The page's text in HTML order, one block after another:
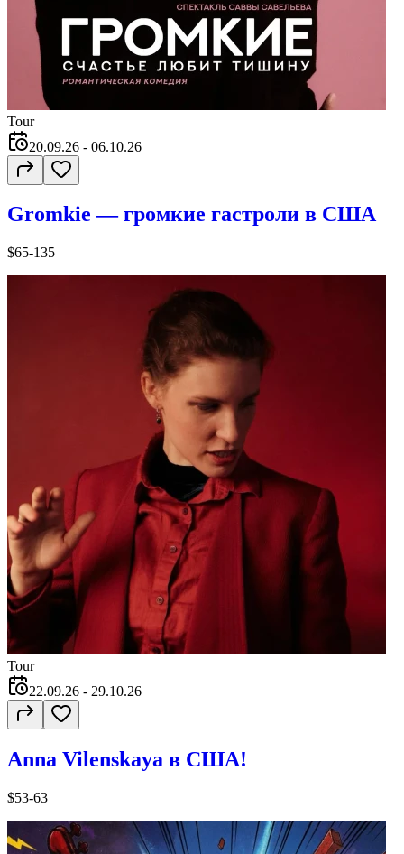
Tour
20.09.26 - 06.10.26
Gromkie — громкие гастроли в США
$65-135
Tour
22.09.26 - 29.10.26
Anna Vilenskaya в США!
$53-63